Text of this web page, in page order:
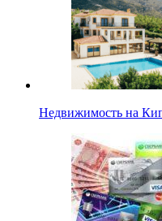
Недвижимость на